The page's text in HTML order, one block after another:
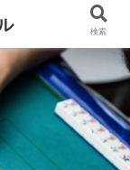
検索